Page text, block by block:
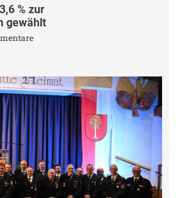
% zur
gewählt